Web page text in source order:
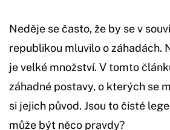
Neděje se často, že by se v
republikou mluvilo o záhadách.
je velké množství. V tomto
záhadné postavy, o kterých se
si jejich původ. Jsou to čisté
může být něco pravdy?